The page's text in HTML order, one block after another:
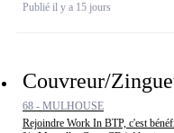
Publié il y a 15 jours
Couvreur/
68 - MULHOUSE
Rejoindre Work In BTP, c'est